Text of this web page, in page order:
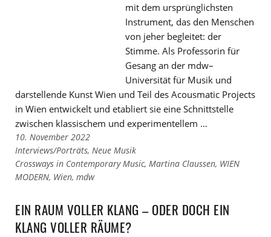
mit dem ursprünglichsten
Instrument, das den Menschen
von jeher begleitet: der
Stimme. Als Professorin für
Gesang an der mdw–
Universität für Musik und
darstellende Kunst Wien und Teil des Acousmatic Projects
in Wien entwickelt und etabliert sie eine Schnittstelle
zwischen klassischem und experimentellem …
10. November 2022
Links
zu
den
Interviews/Porträts, Neue Musik
Links
zu
Tags
Crossways in Contemporary Music, Martina Claussen, WIEN
MODERN, Wien, mdw
EIN RAUM VOLLER KLANG – ODER DOCH EIN
KLANG VOLLER RÄUME?